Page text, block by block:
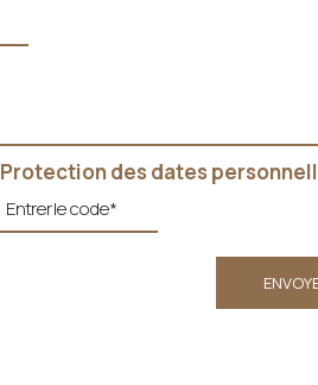
Protection des dates